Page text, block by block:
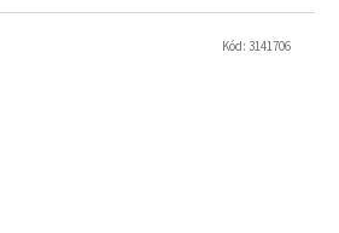
Kód: 3141706